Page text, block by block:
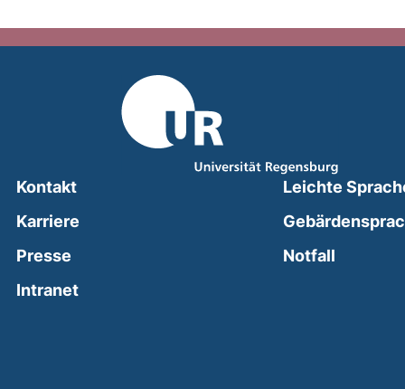
Kontakt
Karriere
Presse
Intranet(external link, opens in a new window)
Leichte
Notfall